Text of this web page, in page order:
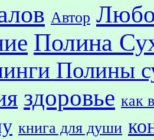
Автор
Полина
Полины
здоровье как
книга для души